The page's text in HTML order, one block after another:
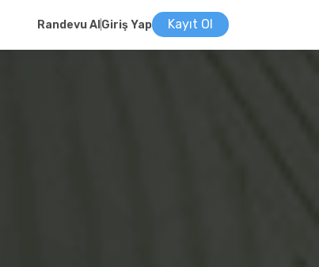
Randevu Al Giriş Yap Kayıt Ol